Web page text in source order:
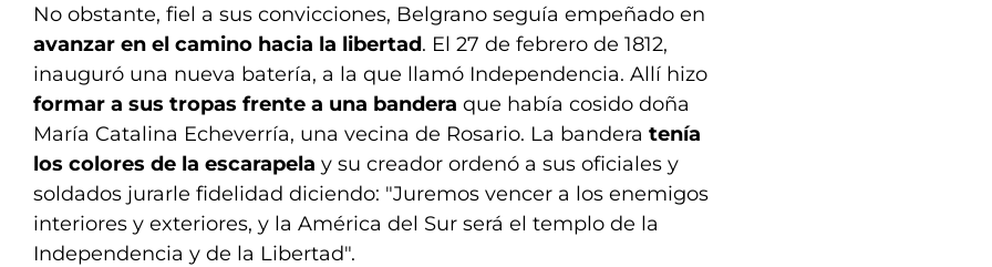
No obstante, fiel a sus convicciones, Belgrano seguía empeñado en
avanzar en el camino hacia la libertad. El 27 de febrero de 1812,
inauguró una nueva batería, a la que llamó Independencia. Allí hizo
formar a sus tropas frente a una bandera que había cosido doña
María Catalina Echeverría, una vecina de Rosario. La bandera tenía
los colores de la escarapela y su creador ordenó a sus oficiales y
soldados jurarle fidelidad diciendo: "Juremos vencer a los enemigos
interiores y exteriores, y la América del Sur será el templo de la
Independencia y de la Libertad".